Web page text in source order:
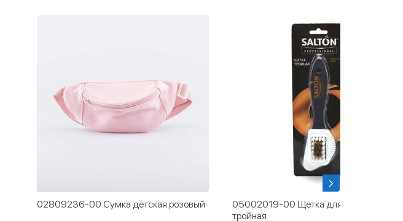
02809236-00 Сумка детская розовый
05002019-00 Щетка для обуви
тройная